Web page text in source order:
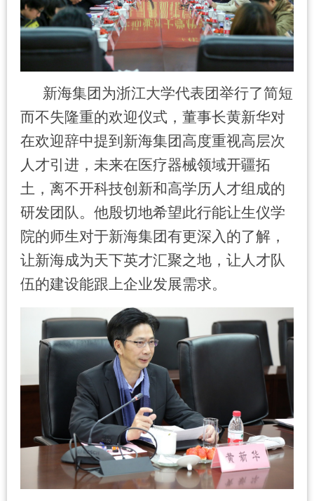
新海集团为浙江大学代表团举行了简短
而不失隆重的欢迎仪式，董事长黄新华对
在欢迎辞中提到新海集团高度重视高层次
人才引进，未来在医疗器械领域开疆拓
土，离不开科技创新和高学历人才组成的
研发团队。他殷切地希望此行能让生仪学
院的师生对于新海集团有更深入的了解，
让新海成为天下英才汇聚之地，让人才队
伍的建设能跟上企业发展需求。